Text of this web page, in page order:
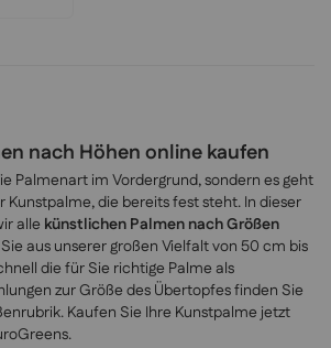
nach Höhen online kaufen
Palmenart im Vordergrund, sondern es geht
Kunstpalme, die bereits fest steht. In dieser
alle künstlichen Palmen nach Größen
aus unserer großen Vielfalt von 50 cm bis
die für Sie richtige Palme als
zur Größe des Übertopfes finden Sie
Kaufen Sie Ihre Kunstpalme jetzt